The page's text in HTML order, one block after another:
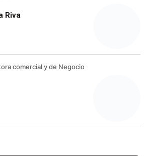
Riva
comercial y de Negocio